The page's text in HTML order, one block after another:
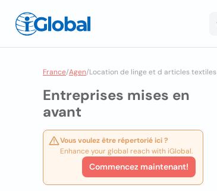
France/Agen/Location de linge et d articles textiles
Entreprises mises en
avant
Vous voulez être répertorié ici ?
Enhance your global reach with iGlobal.
Commencez maintenant!